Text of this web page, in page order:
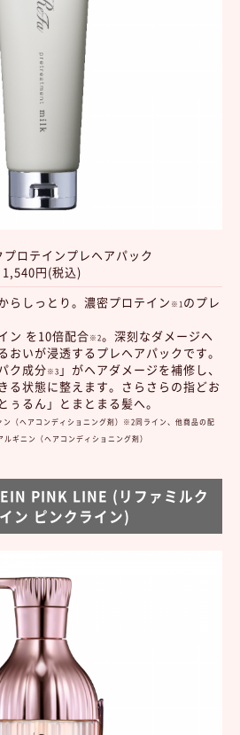
プロテインプレヘアパック
1,540円(税込)
らしっとり。濃密プロテイン ※1 のプレ
ン を10倍配合※2。深刻なダメージヘ
おいが浸透するプレヘアパックです。
ク成分※3 」がヘアダメージを補修し、
る状態に整えます。さらさらの指どお
ぅるん」とまとまる髪へ。
（ヘアコンディショニング剤）※2同ライン、他商品の配
ギニン（ヘアコンディショニング剤）
PINK LINE (リファミルク
ン ピンクライン)